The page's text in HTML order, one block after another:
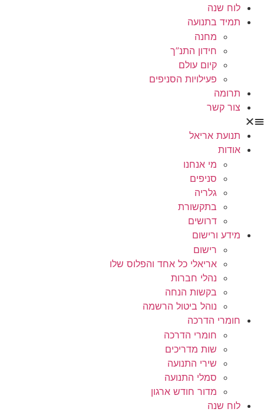
לוח שנה
תמיד בתנועה
מחנה
חידון התנ”ך
קיום עולם
פעילויות הסניפים
תרומה
צור קשר
תנועת אריאל
אודות
מי אנחנו
סניפים
גלריה
בתקשורת
דרושים
מידע ורישום
רישום
אריאלי כל אחד והפלוס שלו
נהלי חברות
בקשות הנחה
נוהל ביטול הרשמה
חומרי הדרכה
חומרי הדרכה
שות מדריכים
שירי התנועה
סמלי התנועה
מדור חודש ארגון
לוח שנה